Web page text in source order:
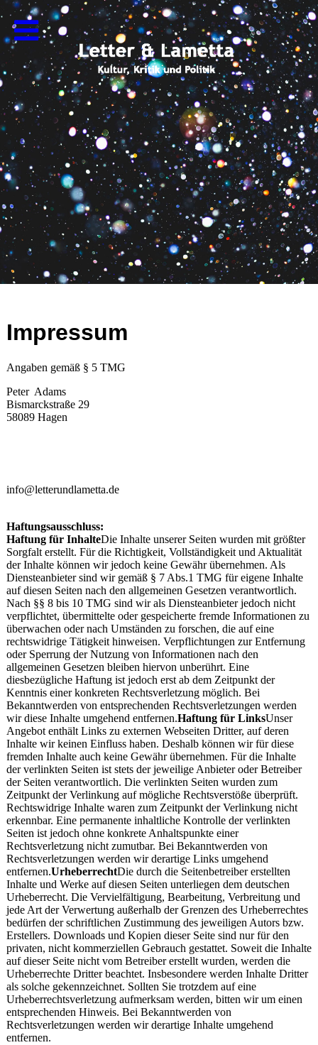
Impressum
Angaben gemäß § 5 TMG
Peter Adams
Bismarckstraße 29
58089 Hagen
info@letterundlametta.de
Haftungsausschluss:
Haftung für InhalteDie Inhalte unserer Seiten wurden mit größter
Sorgfalt erstellt. Für die Richtigkeit, Vollständigkeit und Aktualität
der Inhalte können wir jedoch keine Gewähr übernehmen. Als
Diensteanbieter sind wir gemäß § 7 Abs.1 TMG für eigene Inhalte
auf diesen Seiten nach den allgemeinen Gesetzen verantwortlich.
Nach §§ 8 bis 10 TMG sind wir als Diensteanbieter jedoch nicht
verpflichtet, übermittelte oder gespeicherte fremde Informationen zu
überwachen oder nach Umständen zu forschen, die auf eine
rechtswidrige Tätigkeit hinweisen. Verpflichtungen zur Entfernung
oder Sperrung der Nutzung von Informationen nach den
allgemeinen Gesetzen bleiben hiervon unberührt. Eine
diesbezügliche Haftung ist jedoch erst ab dem Zeitpunkt der
Kenntnis einer konkreten Rechtsverletzung möglich. Bei
Bekanntwerden von entsprechenden Rechtsverletzungen werden
wir diese Inhalte umgehend entfernen.Haftung für LinksUnser
Angebot enthält Links zu externen Webseiten Dritter, auf deren
Inhalte wir keinen Einfluss haben. Deshalb können wir für diese
fremden Inhalte auch keine Gewähr übernehmen. Für die Inhalte
der verlinkten Seiten ist stets der jeweilige Anbieter oder Betreiber
der Seiten verantwortlich. Die verlinkten Seiten wurden zum
Zeitpunkt der Verlinkung auf mögliche Rechtsverstöße überprüft.
Rechtswidrige Inhalte waren zum Zeitpunkt der Verlinkung nicht
erkennbar. Eine permanente inhaltliche Kontrolle der verlinkten
Seiten ist jedoch ohne konkrete Anhaltspunkte einer
Rechtsverletzung nicht zumutbar. Bei Bekanntwerden von
Rechtsverletzungen werden wir derartige Links umgehend
entfernen.UrheberrechtDie durch die Seitenbetreiber erstellten
Inhalte und Werke auf diesen Seiten unterliegen dem deutschen
Urheberrecht. Die Vervielfältigung, Bearbeitung, Verbreitung und
jede Art der Verwertung außerhalb der Grenzen des Urheberrechtes
bedürfen der schriftlichen Zustimmung des jeweiligen Autors bzw.
Erstellers. Downloads und Kopien dieser Seite sind nur für den
privaten, nicht kommerziellen Gebrauch gestattet. Soweit die Inhalte
auf dieser Seite nicht vom Betreiber erstellt wurden, werden die
Urheberrechte Dritter beachtet. Insbesondere werden Inhalte Dritter
als solche gekennzeichnet. Sollten Sie trotzdem auf eine
Urheberrechtsverletzung aufmerksam werden, bitten wir um einen
entsprechenden Hinweis. Bei Bekanntwerden von
Rechtsverletzungen werden wir derartige Inhalte umgehend
entfernen.